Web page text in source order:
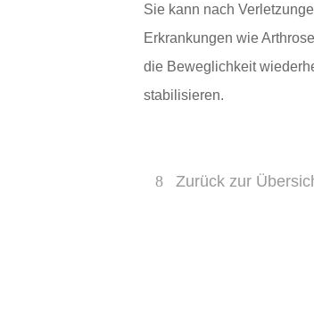
Sie kann nach
Erkrankungen wie
die Beweglichkeit
stabilisieren.
Zurück zur